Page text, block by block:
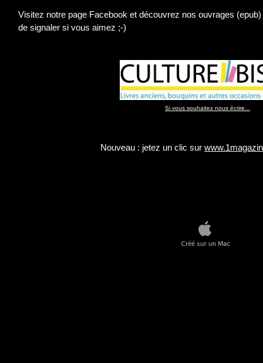
Visitez notre page Facebook et découvrez nos ouvrages (epub)
de signaler si vous aimez ;-)
Si vous souhaitez nous écrire...
Nouveau : jetez un clic sur